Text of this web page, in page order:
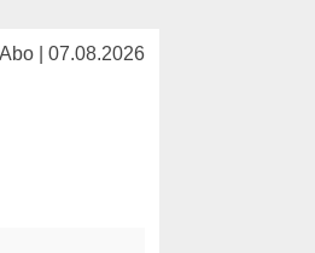
Abo | 07.08.2026